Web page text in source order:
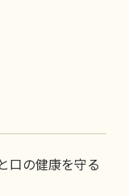
口の健康を守る